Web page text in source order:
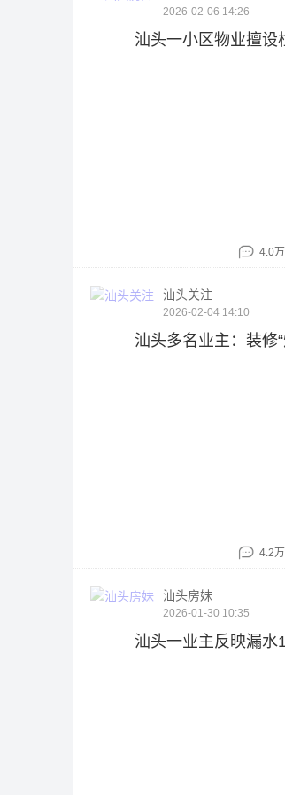
2026-02-06 14:26
汕头一小区物业擅设
4.0万
汕头关注
2026-02-04 14:10
汕头多名业主：装修
4.2万
汕头房妹
2026-01-30 10:35
汕头一业主反映漏水